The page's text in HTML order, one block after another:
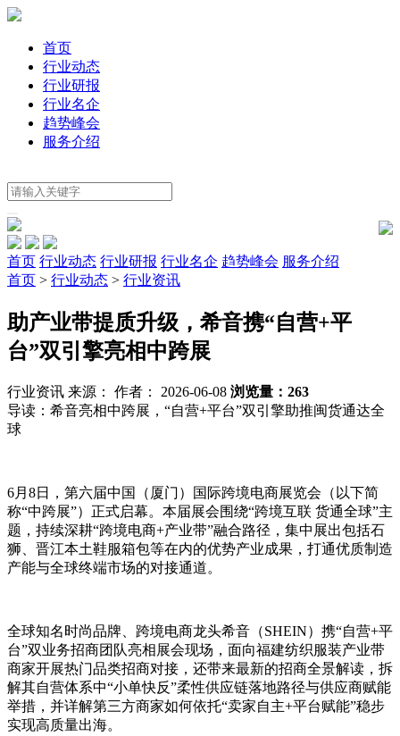
首页
行业动态
行业研报
行业名企
趋势峰会
服务介绍
首页 行业动态 行业研报 行业名企 趋势峰会 服务介绍
首页 > 行业动态 > 行业资讯
助产业带提质升级，希音携“自营+平
台”双引擎亮相中跨展
行业资讯 来源： 作者： 2026-06-08 浏览量：263
导读： ​希音亮相中跨展，“自营+平台”双引擎助推闽货通达全
球
6月8日，第六届中国（厦门）国际跨境电商展览会（以下简
称“中跨展”）正式启幕。本届展会围绕“跨境互联 货通全球”主
题，持续深耕“跨境电商+产业带”融合路径，集中展出包括石
狮、晋江本土鞋服箱包等在内的优势产业成果，打通优质制造
产能与全球终端市场的对接通道。
全球知名时尚品牌、跨境电商龙头希音（SHEIN）携“自营+平
台”双业务招商团队亮相展会现场，面向福建纺织服装产业带
商家开展热门品类招商对接，还带来最新的招商全景解读，拆
解其自营体系中“小单快反”柔性供应链落地路径与供应商赋能
举措，并详解第三方商家如何依托“卖家自主+平台赋能”稳步
实现高质量出海。